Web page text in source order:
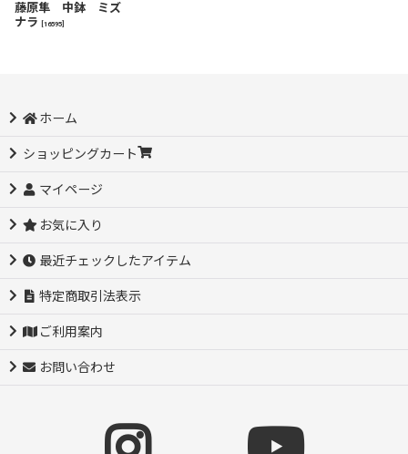
藤原隼 中鉢 ミズ
ナラ
16595
ホーム
ショッピングカート
マイページ
お気に入り
最近チェックしたアイテム
特定商取引法表示
ご利用案内
お問い合わせ